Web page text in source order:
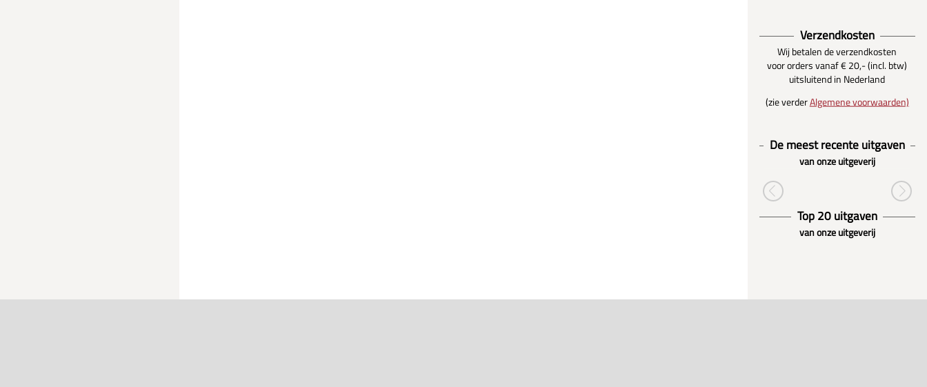
Verzendkosten
Wij betalen de verzendkosten
voor orders vanaf € 20,- (incl. btw)
uitsluitend in Nederland
(zie verderAlgemene voorwaarden)
De meest recente uitgaven
van onze uitgeverij
Top 20 uitgaven
van onze uitgeverij